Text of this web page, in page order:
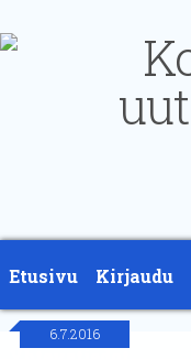
Etusivu Kirjaudu
6.7.2016